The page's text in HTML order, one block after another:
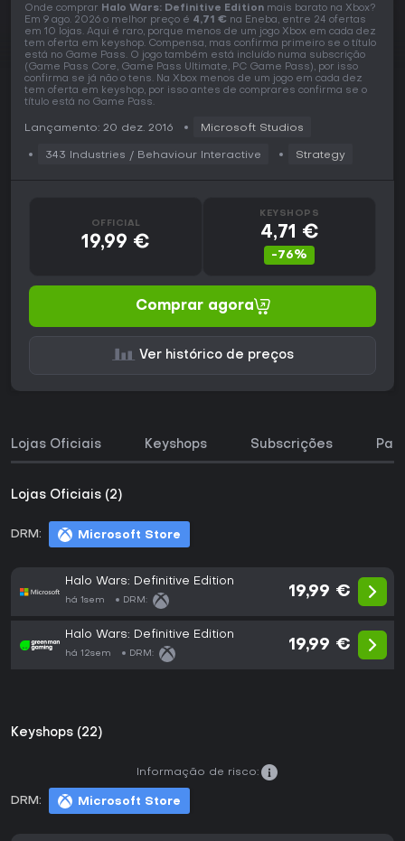
Onde comprar Halo Wars: Definitive Edition mais barato na Xbox?
Em 9 ago. 2026 o melhor preço é 4,71 € na Eneba, entre 24 ofertas
em 10 lojas. Aqui é raro, porque menos de um jogo Xbox em cada dez
tem oferta em keyshop. Compensa, mas confirma primeiro se o título
está no Game Pass. O jogo também está incluído numa subscrição
(Game Pass Core, Game Pass Ultimate, PC Game Pass), por isso
confirma se já não o tens. Na Xbox menos de um jogo em cada dez
tem oferta em keyshop, por isso antes de comprares confirma se o
título está no Game Pass.
Lançamento: 20 dez. 2016 Microsoft Studios
343 Industries / Behaviour Interactive Strategy
OFFICIAL
19,99 €
KEYSHOPS
4,71 €
-76%
Comprar agora
Ver histórico de preços
Lojas Oficiais Keyshops Subscrições
Lojas Oficiais (2)
DRM: Microsoft Store
Halo Wars: Definitive Edition
há 1sem DRM:
19,99 €
Halo Wars: Definitive Edition
há 12sem DRM:
19,99 €
Keyshops (22)
DRM: Microsoft Store
Informação de risco: